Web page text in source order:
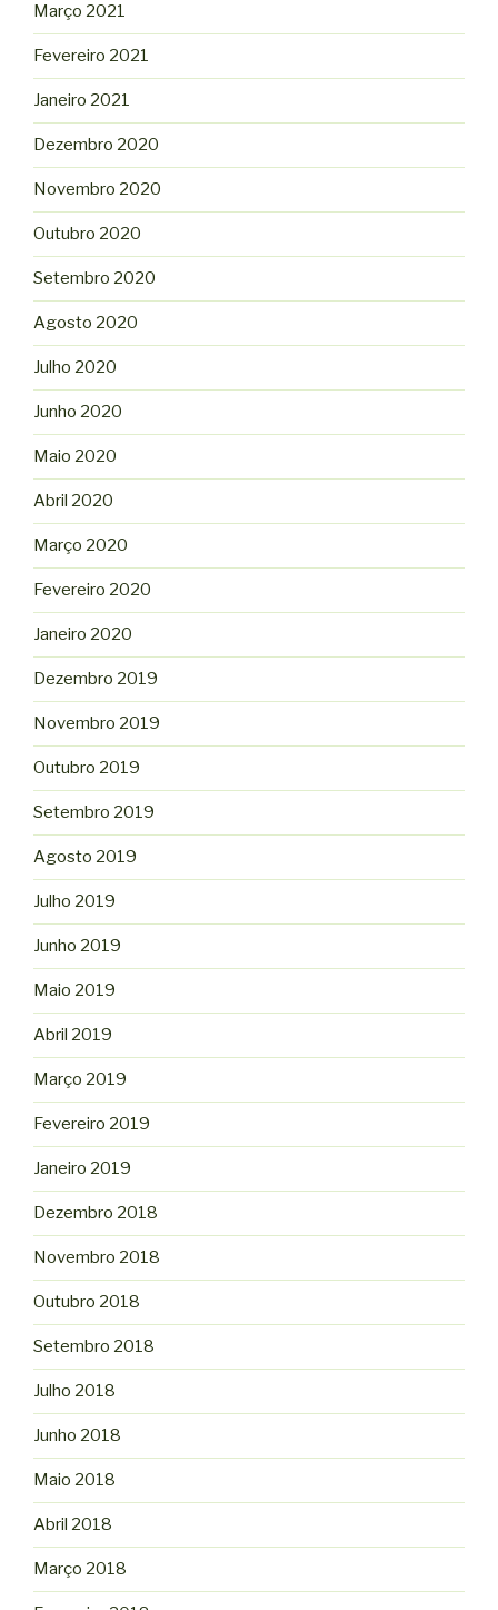
Março 2021
Fevereiro 2021
Janeiro 2021
Dezembro 2020
Novembro 2020
Outubro 2020
Setembro 2020
Agosto 2020
Julho 2020
Junho 2020
Maio 2020
Abril 2020
Março 2020
Fevereiro 2020
Janeiro 2020
Dezembro 2019
Novembro 2019
Outubro 2019
Setembro 2019
Agosto 2019
Julho 2019
Junho 2019
Maio 2019
Abril 2019
Março 2019
Fevereiro 2019
Janeiro 2019
Dezembro 2018
Novembro 2018
Outubro 2018
Setembro 2018
Julho 2018
Junho 2018
Maio 2018
Abril 2018
Março 2018